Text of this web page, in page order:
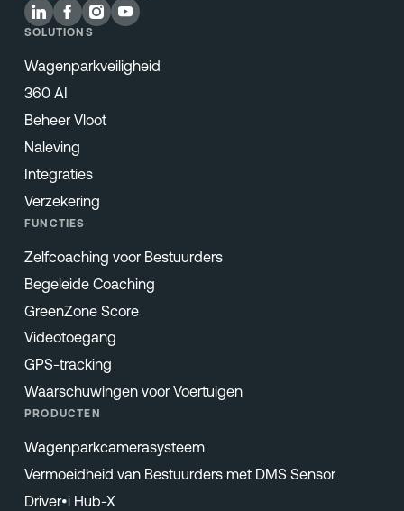
SOLUTIONS
Wagenparkveiligheid
360 AI
Beheer Vloot
Naleving
Integraties
Verzekering
FUNCTIES
Zelfcoaching voor Bestuurders
Begeleide Coaching
GreenZone Score
Videotoegang
GPS-tracking
Waarschuwingen voor Voertuigen
PRODUCTEN
Wagenparkcamerasysteem
Vermoeidheid van Bestuurders met DMS Sensor
Driver•i Hub-X